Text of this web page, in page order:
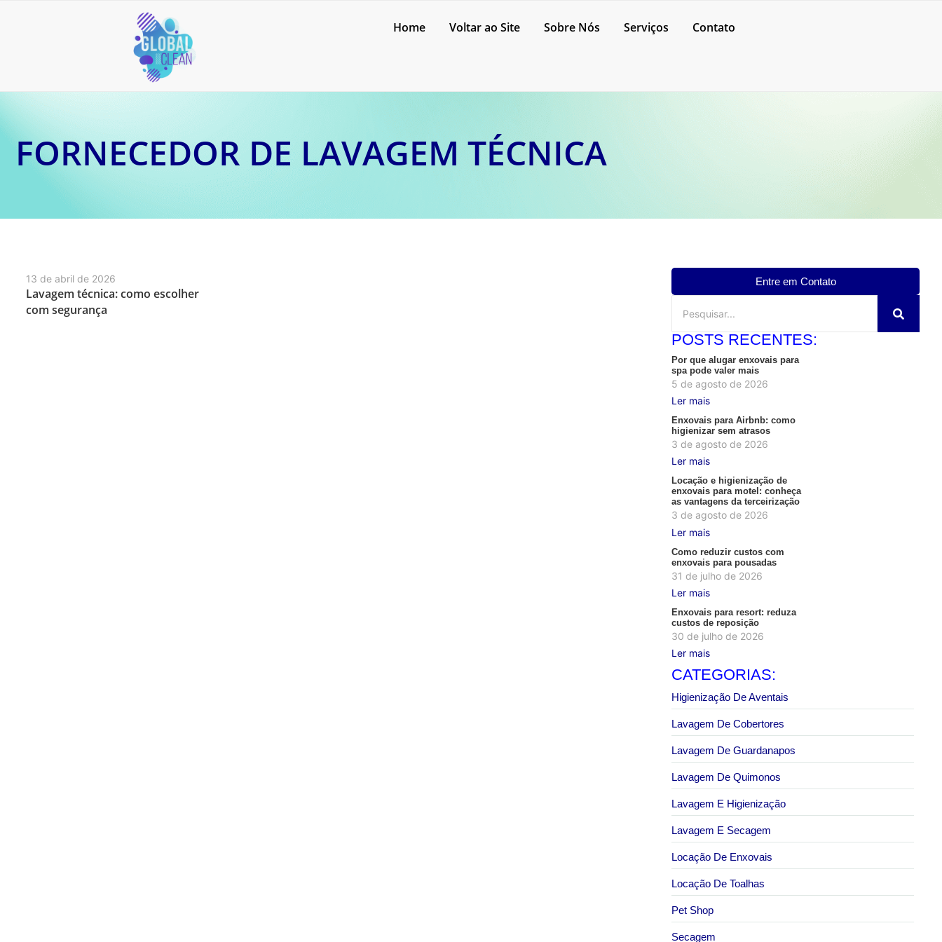
Home Voltar ao Site Sobre Nós Serviços Contato
FORNECEDOR DE LAVAGEM TÉCNICA
13 de abril de 2026
Lavagem técnica: como escolher
com segurança
Entre em Contato
POSTS RECENTES:
Por que alugar enxovais para
spa pode valer mais
5 de agosto de 2026
Ler mais
Enxovais para Airbnb: como
higienizar sem atrasos
3 de agosto de 2026
Ler mais
Locação e higienização de
enxovais para motel: conheça
as vantagens da terceirização
3 de agosto de 2026
Ler mais
Como reduzir custos com
enxovais para pousadas
31 de julho de 2026
Ler mais
Enxovais para resort: reduza
custos de reposição
30 de julho de 2026
Ler mais
CATEGORIAS:
Higienização De Aventais
Lavagem De Cobertores
Lavagem De Guardanapos
Lavagem De Quimonos
Lavagem E Higienização
Lavagem E Secagem
Locação De Enxovais
Locação De Toalhas
Pet Shop
Secagem